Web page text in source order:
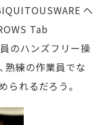
ヘ
Tab
のハンズフリー操
熟練の作業員でな
られるだろう。